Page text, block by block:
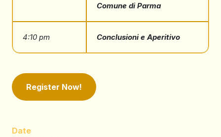
Comune di Parma
4:10 pm Conclusioni e Aperitivo
Register Now!
Date